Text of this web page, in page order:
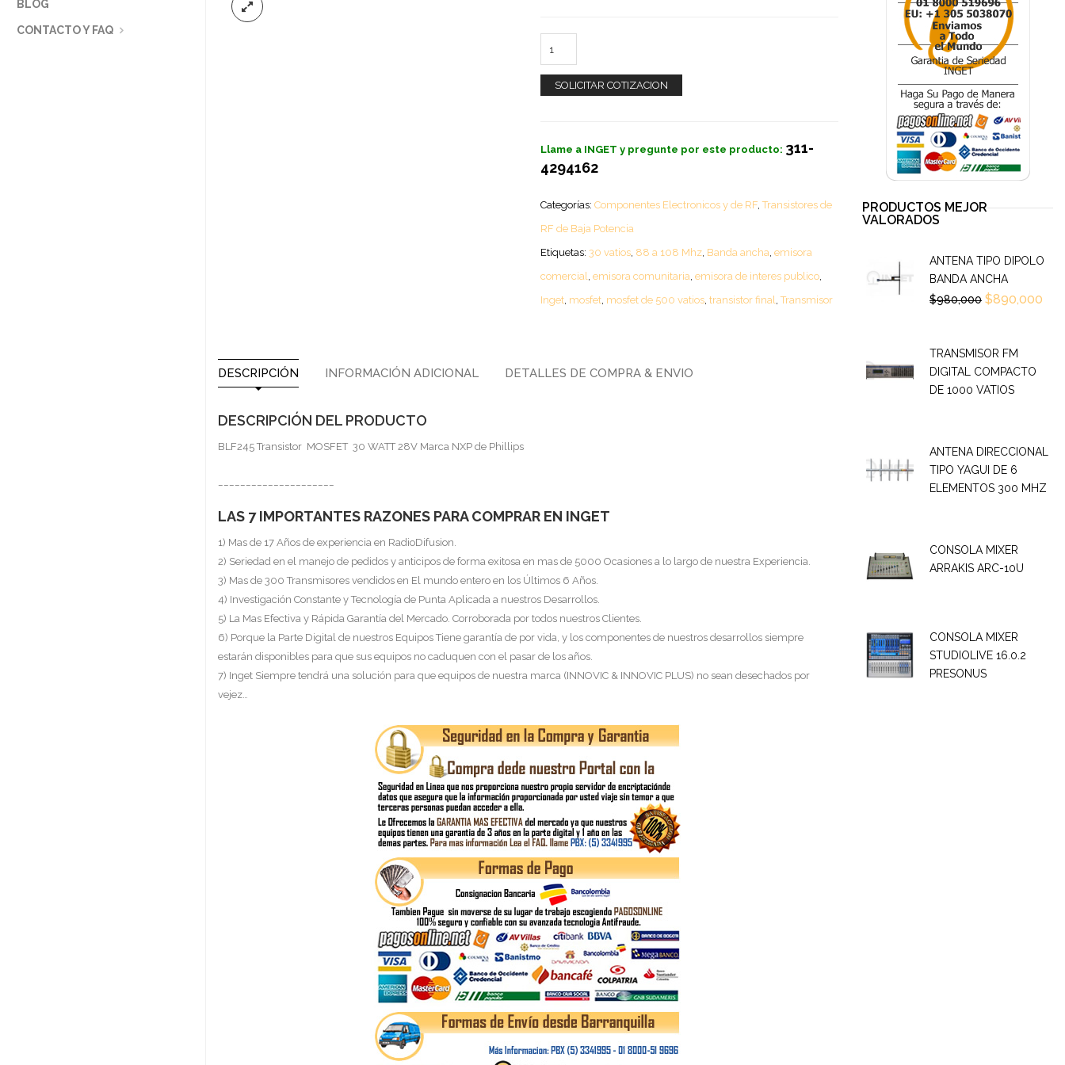
BLOG
CONTACTO Y FAQ
SOLICITAR COTIZACION
Llame a INGET y pregunte por este producto: 311-
4294162
Categorías: Componentes Electronicos y de RF,Transistores de
RF de Baja Potencia
Etiquetas: 30 vatios, 88 a 108 Mhz, Banda ancha, emisora
comercial, emisora comunitaria, emisora de interes publico,
Inget, mosfet, mosfet de 500 vatios, transistor final,Transmisor
DESCRIPCIÓN INFORMACIÓN ADICIONAL DETALLES DE COMPRA & ENVIO
DESCRIPCIÓN DEL PRODUCTO
BLF245 Transistor MOSFET 30 WATT 28V Marca NXP de Phillips
LAS 7 IMPORTANTES RAZONES PARA COMPRAR EN INGET
1) Mas de 17 Años de experiencia en RadioDifusion.
2) Seriedad en el manejo de pedidos y anticipos de forma exitosa en mas de 5000 Ocasiones a lo largo de nuestra Experiencia.
3) Mas de 300 Transmisores vendidos en El mundo entero en los Últimos 6 Años.
4) Investigación Constante y Tecnología de Punta Aplicada a nuestros Desarrollos.
5) La Mas Efectiva y Rápida Garantía del Mercado. Corroborada por todos nuestros Clientes.
6) Porque la Parte Digital de nuestros Equipos Tiene garantía de por vida, y los componentes de nuestros desarrollos siempre
estarán disponibles para que sus equipos no caduquen con el pasar de los años.
7) Inget Siempre tendrá una solución para que equipos de nuestra marca (INNOVIC & INNOVIC PLUS) no sean desechados por
vejez…
PRODUCTOS MEJOR
VALORADOS
ANTENA TIPO DIPOLO
BANDA ANCHA
$980,000 $890,000
TRANSMISOR FM
DIGITAL COMPACTO
DE 1000 VATIOS
ANTENA DIRECCIONAL
TIPO YAGUI DE 6
ELEMENTOS 300 MHZ
CONSOLA MIXER
ARRAKIS ARC-10U
CONSOLA MIXER
STUDIOLIVE 16.0.2
PRESONUS